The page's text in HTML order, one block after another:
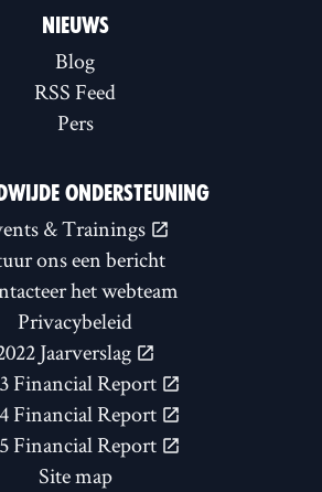
NIEUWS
Blog
RSS Feed
Pers
ONDERSTEUNING
& Trainings
ons een bericht
het webteam
Privacybeleid
Jaarverslag
Financial Report
Financial Report
Financial Report
Site map